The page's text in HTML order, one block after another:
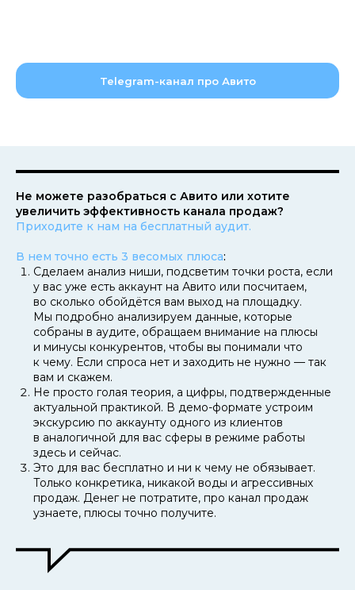
Telegram-канал про Авито
Не можете разобраться с Авито или хотите
увеличить эффективность канала продаж?
Приходите к нам на бесплатный аудит.
В нем точно есть 3 весомых плюса:
Сделаем анализ ниши, подсветим точки роста, если
у вас уже есть аккаунт на Авито или посчитаем,
во сколько обойдётся вам выход на площадку.
Мы подробно анализируем данные, которые
собраны в аудите, обращаем внимание на плюсы
и минусы конкурентов, чтобы вы понимали что
к чему. Если спроса нет и заходить не нужно — так
вам и скажем.
Не просто голая теория, а цифры, подтвержденные
актуальной практикой. В демо-формате устроим
экскурсию по аккаунту одного из клиентов
в аналогичной для вас сферы в режиме работы
здесь и сейчас.
Это для вас бесплатно и ни к чему не обязывает.
Только конкретика, никакой воды и агрессивных
продаж. Денег не потратите, про канал продаж
узнаете, плюсы точно получите.